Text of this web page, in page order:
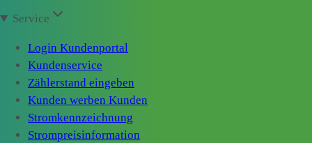
Service
Login Kundenportal
Kundenservice
Zählerstand eingeben
Kunden werben Kunden
Stromkennzeichnung
Strompreisinformation